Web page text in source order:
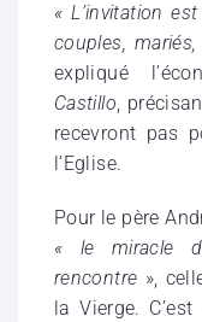
« L’invitation
couples,
expliqué
Castillo,
recevront pas
l’Eglise.
Pour le père
« le miracle
rencontre »,
la Vierge.